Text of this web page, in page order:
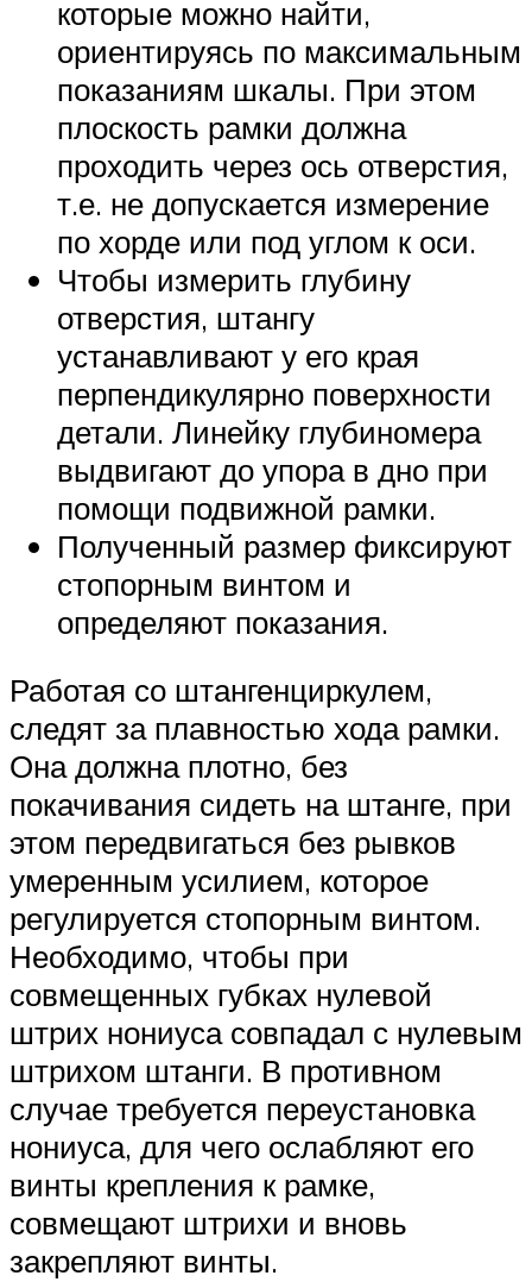
которые можно найти,
ориентируясь по максимальным
показаниям шкалы. При этом
плоскость рамки должна
проходить через ось отверстия,
т.е. не допускается измерение
по хорде или под углом к оси.
Чтобы измерить глубину
отверстия, штангу
устанавливают у его края
перпендикулярно поверхности
детали. Линейку глубиномера
выдвигают до упора в дно при
помощи подвижной рамки.
Полученный размер фиксируют
стопорным винтом и
определяют показания.
Работая со штангенциркулем,
следят за плавностью хода рамки.
Она должна плотно, без
покачивания сидеть на штанге, при
этом передвигаться без рывков
умеренным усилием, которое
регулируется стопорным винтом.
Необходимо, чтобы при
совмещенных губках нулевой
штрих нониуса совпадал с нулевым
штрихом штанги. В противном
случае требуется переустановка
нониуса, для чего ослабляют его
винты крепления к рамке,
совмещают штрихи и вновь
закрепляют винты.